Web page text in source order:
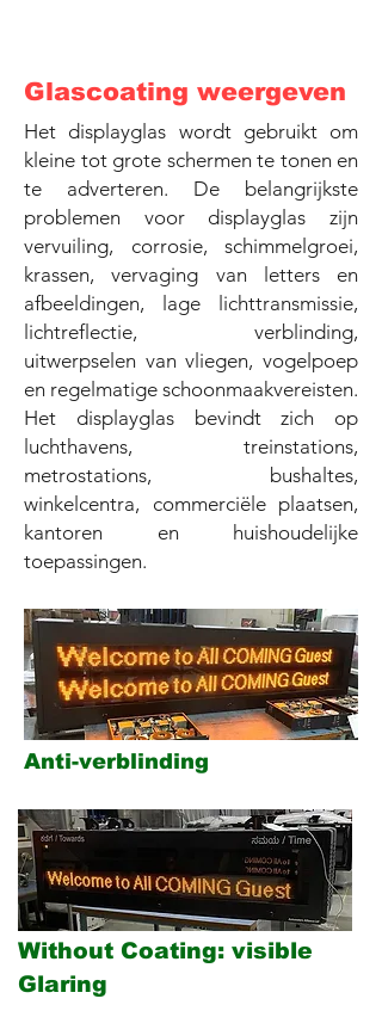
Glascoating weergeven
Het displayglas wordt gebruikt om
kleine tot grote schermen te tonen en
te adverteren. De belangrijkste
problemen voor displayglas zijn
vervuiling, corrosie, schimmelgroei,
krassen, vervaging van letters en
afbeeldingen, lage lichttransmissie,
lichtreflectie, verblinding,
uitwerpselen van vliegen, vogelpoep
en regelmatige schoonmaakvereisten.
Het displayglas bevindt zich op
luchthavens, treinstations,
metrostations, bushaltes,
winkelcentra, commerciële plaatsen,
kantoren en huishoudelijke
toepassingen.
Anti-verblinding
Without Coating: visible
Glaring